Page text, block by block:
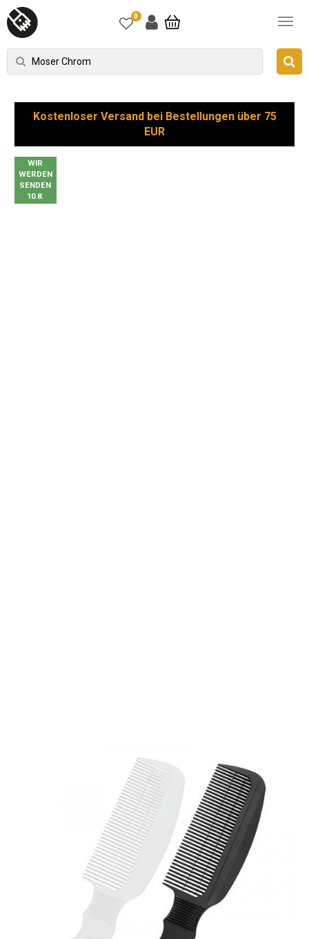
0
Kostenloser Versand bei Bestellungen über 75
EUR
WIR
WERDEN
SENDEN
10.8.